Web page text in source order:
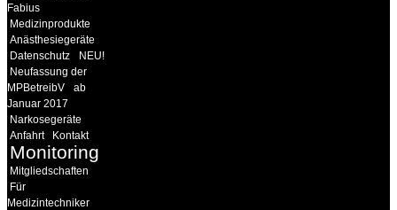
Fabius
Medizinprodukte
Anästhesiegeräte
Datenschutz
NEU!
Neufassung der
MPBetreibV
ab
Januar 2017
Narkosegeräte
Anfahrt
Kontakt
Monitoring
Mitgliedschaften
Für
Medizintechniker